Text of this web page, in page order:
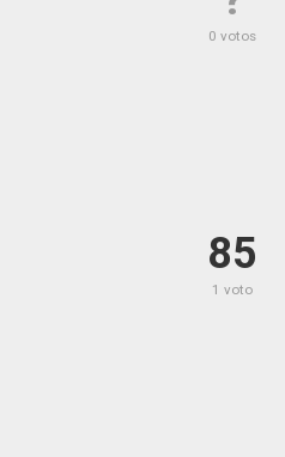
0 votos
85
1 voto